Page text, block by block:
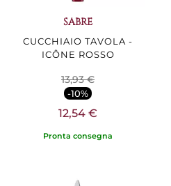
SABRE
CUCCHIAIO TAVOLA -
ICÔNE ROSSO
13,93 €
-10%
12,54 €
Pronta consegna